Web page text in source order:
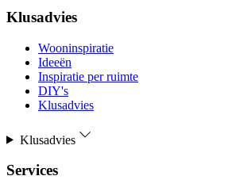
Klusadvies
Wooninspiratie
Ideeën
Inspiratie per ruimte
DIY's
Klusadvies
Klusadvies
Services